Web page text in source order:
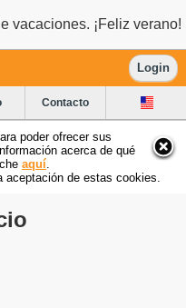
vacaciones. ¡Feliz verano!
Login
Contacto
poder ofrecer sus
acerca de qué
aquí
de estas cookies.